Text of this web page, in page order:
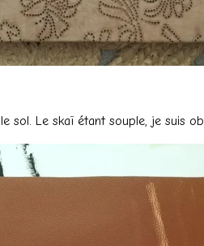
sol. Le skaï étant souple, je suis